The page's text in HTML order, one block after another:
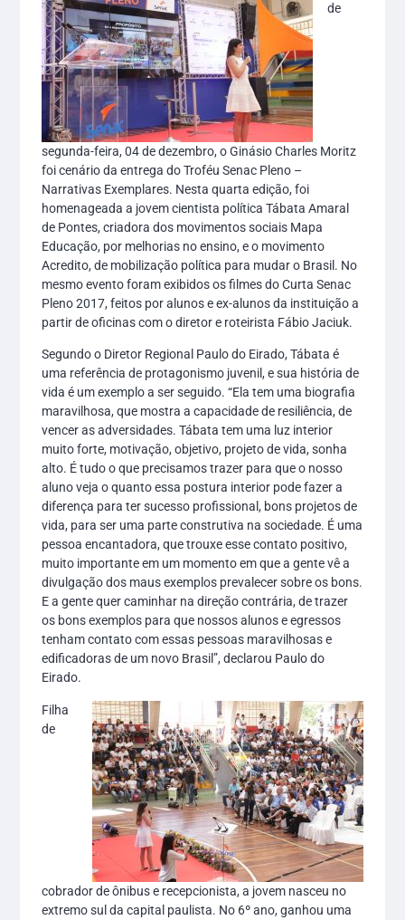
de
segunda-feira, 04 de dezembro, o Ginásio Charles Moritz
foi cenário da entrega do Troféu Senac Pleno –
Narrativas Exemplares. Nesta quarta edição, foi
homenageada a jovem cientista política Tábata Amaral
de Pontes, criadora dos movimentos sociais Mapa
Educação, por melhorias no ensino, e o movimento
Acredito, de mobilização política para mudar o Brasil. No
mesmo evento foram exibidos os filmes do Curta Senac
Pleno 2017, feitos por alunos e ex-alunos da instituição a
partir de oficinas com o diretor e roteirista Fábio Jaciuk.
Segundo o Diretor Regional Paulo do Eirado, Tábata é
uma referência de protagonismo juvenil, e sua história de
vida é um exemplo a ser seguido. “Ela tem uma biografia
maravilhosa, que mostra a capacidade de resiliência, de
vencer as adversidades. Tábata tem uma luz interior
muito forte, motivação, objetivo, projeto de vida, sonha
alto. É tudo o que precisamos trazer para que o nosso
aluno veja o quanto essa postura interior pode fazer a
diferença para ter sucesso profissional, bons projetos de
vida, para ser uma parte construtiva na sociedade. É uma
pessoa encantadora, que trouxe esse contato positivo,
muito importante em um momento em que a gente vê a
divulgação dos maus exemplos prevalecer sobre os bons.
E a gente quer caminhar na direção contrária, de trazer
os bons exemplos para que nossos alunos e egressos
tenham contato com essas pessoas maravilhosas e
edificadoras de um novo Brasil”, declarou Paulo do
Eirado.
Filha
de
cobrador de ônibus e recepcionista, a jovem nasceu no
extremo sul da capital paulista. No 6º ano, ganhou uma